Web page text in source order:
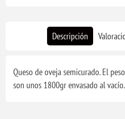
Descripción
Queso de oveja semicurado. El
son unos 1800gr envasado al vacío.